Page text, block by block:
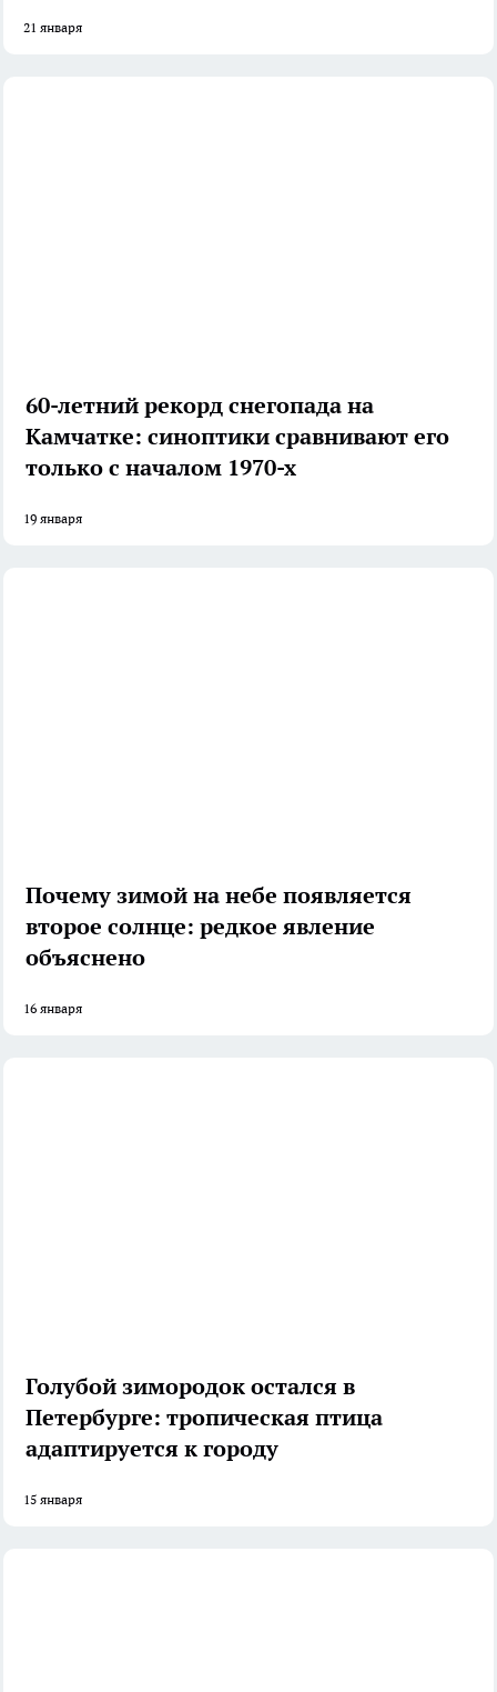
21 января
60-летний рекорд снегопада на
Камчатке: синоптики сравнивают его
только с началом 1970-х
19 января
Почему зимой на небе появляется
второе солнце: редкое явление
объяснено
16 января
Голубой зимородок остался в
Петербурге: тропическая птица
адаптируется к городу
15 января